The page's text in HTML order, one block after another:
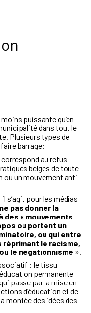
puissante qu’en
municipalité dans tout le
Plusieurs types de
barrage:
au refus
belges de toute
ou un mouvement anti-
s’agit pour les médias
ne pas donner la
des « mouvements
ou portent un
ou qui entre
le racisme,
le négationnisme ».
: le tissu
permanente
passe par la mise en
d’éducation et de
montée des idées des